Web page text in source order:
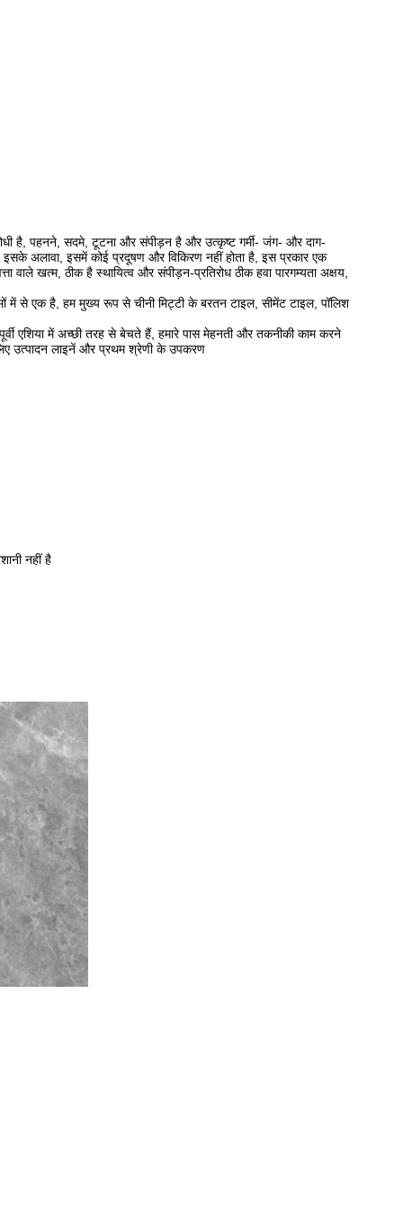
है, पहनने, सदमे, टूटना और संपीड़न है और उत्कृष्ट गर्मी- जंग- और दाग-
अलावा, इसमें कोई प्रदूषण और विकिरण नहीं होता है, इस प्रकार एक
खत्म, ठीक है स्थायित्व और संपीड़न-प्रतिरोध ठीक हवा पारगम्यता अक्षय,
में से एक है, हम मुख्य रूप से चीनी मिट्टी के बरतन टाइल, सीमेंट टाइल, पॉलिश
एशिया में अच्छी तरह से बेचते हैं, हमारे पास मेहनती और तकनीकी काम करने
उत्पादन लाइनें और प्रथम श्रेणी के उपकरण
नहीं है